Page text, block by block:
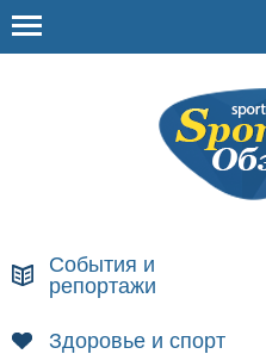
События и
репортажи
Здоровье и спорт